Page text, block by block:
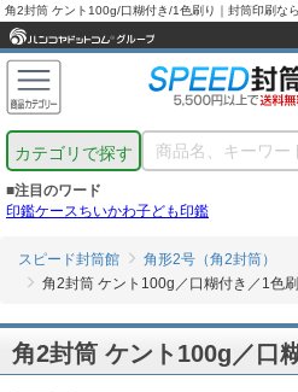
角2封筒 ケント100g/口糊付き/1色刷り｜封筒印刷な
カテゴリで探す
■注目のワード
印鑑ケースちいかわ子ども印鑑
スピード封筒館
角形2号（角2封筒）
角2封筒 ケント100g／口糊付き／1色
角2封筒 ケント100g／口